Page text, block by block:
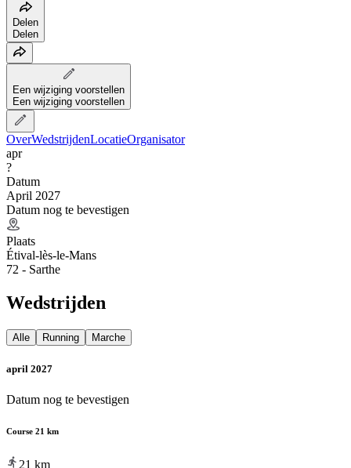
Delen
Delen
Een wijziging voorstellen
Een wijziging voorstellen
OverWedstrijdenLocatieOrganisator
apr
?
Datum
April 2027
Datum nog te bevestigen
Plaats
Étival-lès-le-Mans
72 - Sarthe
Wedstrijden
Alle Running Marche
april 2027
Datum nog te bevestigen
Course 21 km
21 km